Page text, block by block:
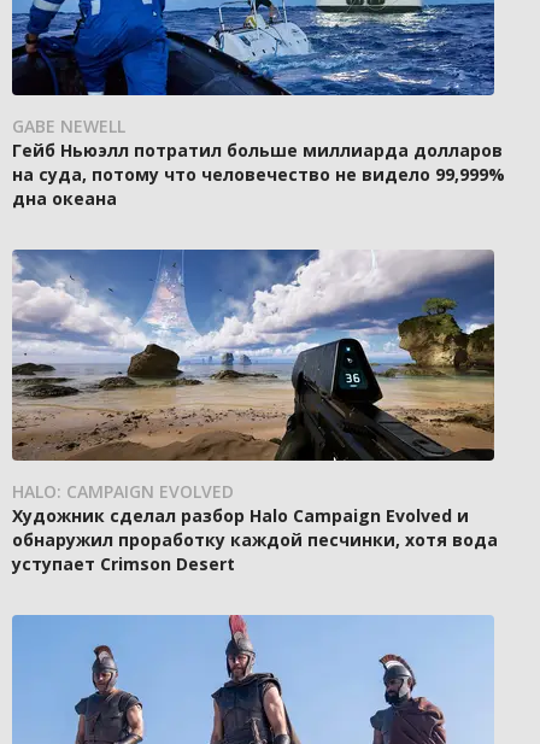
GABE NEWELL
Гейб Ньюэлл потратил больше миллиарда долларов
на суда, потому что человечество не видело 99,999%
дна океана
HALO: CAMPAIGN EVOLVED
Художник сделал разбор Halo Campaign Evolved и
обнаружил проработку каждой песчинки, хотя вода
уступает Crimson Desert